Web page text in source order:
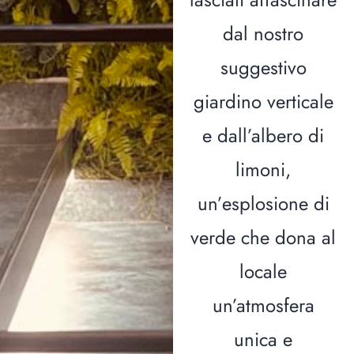
dal nostro
suggestivo
giardino verticale
e dall’albero di
limoni,
un’esplosione di
verde che dona al
locale
un’atmosfera
unica e
Il
Il
News &